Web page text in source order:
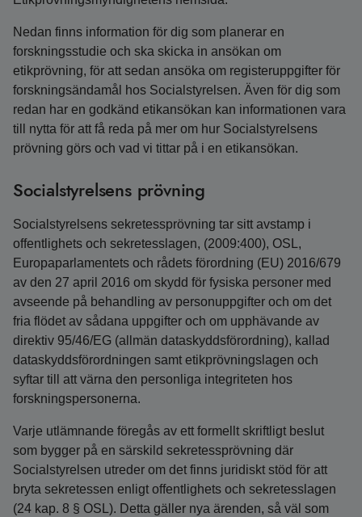
Nedan finns information för dig som planerar en
forskningsstudie och ska skicka in ansökan om
etikprövning, för att sedan ansöka om registeruppgifter för
forskningsändamål hos Socialstyrelsen. Även för dig som
redan har en godkänd etikansökan kan informationen vara
till nytta för att få reda på mer om hur Socialstyrelsens
prövning görs och vad vi tittar på i en etikansökan.
Socialstyrelsens prövning
Socialstyrelsens sekretessprövning tar sitt avstamp i
offentlighets och sekretesslagen, (2009:400), OSL,
Europaparlamentets och rådets förordning (EU) 2016/679
av den 27 april 2016 om skydd för fysiska personer med
avseende på behandling av personuppgifter och om det
fria flödet av sådana uppgifter och om upphävande av
direktiv 95/46/EG (allmän dataskyddsförordning), kallad
dataskyddsförordningen samt etikprövningslagen och
syftar till att värna den personliga integriteten hos
forskningspersonerna.
Varje utlämnande föregås av ett formellt skriftligt beslut
som bygger på en särskild sekretessprövning där
Socialstyrelsen utreder om det finns juridiskt stöd för att
bryta sekretessen enligt offentlighets och sekretesslagen
(24 kap. 8 § OSL). Detta gäller nya ärenden, så väl som